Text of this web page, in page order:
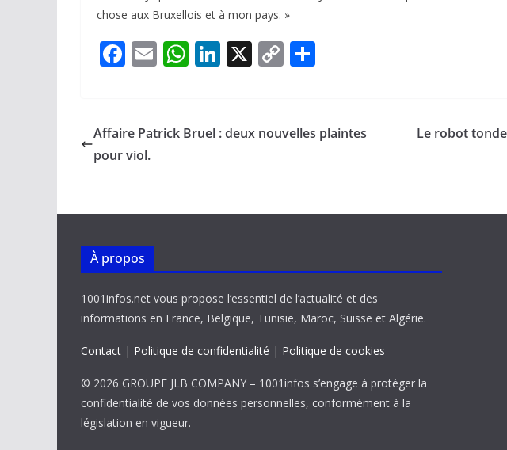
chose aux Bruxellois et à mon pays. »
F
b
o
k
E
l
W
s
p
Li
e
X C
y
k
g
Affaire Patrick Bruel : deux nouvelles plaintes
pour viol.
Le robot
À propos
1001infos.net vous propose l’essentiel de l’actualité et des
informations en France, Belgique, Tunisie, Maroc, Suisse et Algérie.
Contact | Politique de confidentialité | Politique de cookies
© 2026 GROUPE JLB COMPANY – 1001infos s’engage à protéger la
confidentialité de vos données personnelles, conformément à la
législation en vigueur.